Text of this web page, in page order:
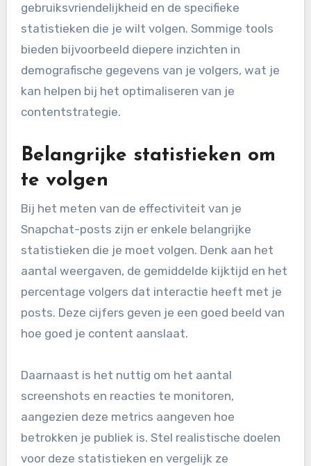
gebruiksvriendelijkheid en de specifieke
statistieken die je wilt volgen. Sommige tools
bieden bijvoorbeeld diepere inzichten in
demografische gegevens van je volgers, wat je
kan helpen bij het optimaliseren van je
contentstrategie.
Belangrijke statistieken om
te volgen
Bij het meten van de effectiviteit van je
Snapchat-posts zijn er enkele belangrijke
statistieken die je moet volgen. Denk aan het
aantal weergaven, de gemiddelde kijktijd en het
percentage volgers dat interactie heeft met je
posts. Deze cijfers geven je een goed beeld van
hoe goed je content aanslaat.
Daarnaast is het nuttig om het aantal
screenshots en reacties te monitoren,
aangezien deze metrics aangeven hoe
betrokken je publiek is. Stel realistische doelen
voor deze statistieken en vergelijk ze